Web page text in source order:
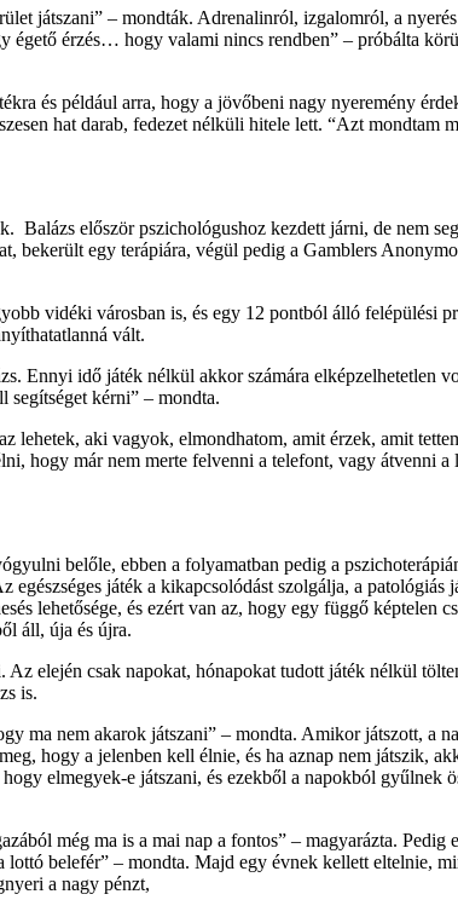
játszani” – mondták. Adrenalinról, izgalomról, a
égető érzés… hogy valami nincs rendben” – próbálta
és például arra, hogy a jövőbeni nagy nyeremény
hat darab, fedezet nélküli hitele lett. “Azt mondtam
Balázs először pszichológushoz kezdett járni, de nem
bekerült egy terápiára, végül pedig a Gamblers
vidéki városban is, és egy 12 pontból álló felépülési
vált.
Ennyi idő játék nélkül akkor számára elképzelhetetlen
segítséget kérni” – mondta.
lehetek, aki vagyok, elmondhatom, amit érzek, amit
hogy már nem merte felvenni a telefont, vagy átvenni
belőle, ebben a folyamatban pedig a
játék a kikapcsolódást szolgálja, a patológiás
lehetősége, és ezért van az, hogy egy függő képtelen
áll, úja és újra.
elején csak napokat, hónapokat tudott játék nélkül
is.
ma nem akarok játszani” – mondta. Amikor játszott, a
hogy a jelenben kell élnie, és ha aznap nem játszik,
elmegyek-e játszani, és ezekből a napokból gyűlnek
még ma is a mai nap a fontos” – magyarázta.
belefér” – mondta. Majd egy évnek kellett eltelnie,
a nagy pénzt,